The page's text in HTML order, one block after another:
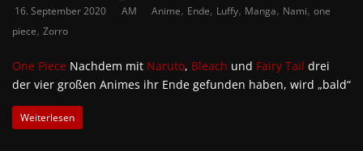
16. September 2020 AM Anime, Ende, Luffy, Manga, Nami, one
piece, Zorro
One Piece Nachdem mit Naruto, Bleach und Fairy Tail drei
der vier großen Animes ihr Ende gefunden haben, wird „bald“
Weiterlesen